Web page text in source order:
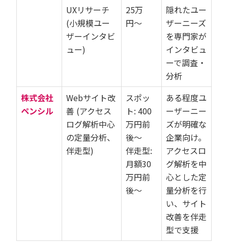
UXリサーチ
(小規模ユー
ザーインタビ
ュー)
25万
円〜
隠れたユー
ザーニーズ
を専門家が
インタビュ
ーで調査・
分析
株式会社
ペンシル
Webサイト改
善 (アクセス
ログ解析中心
の定量分析、
伴走型)
スポッ
ト: 400
万円前
後〜
伴走型:
月額30
万円前
後〜
ある程度ユ
ーザーニー
ズが明確な
企業向け。
アクセスロ
グ解析を中
心とした定
量分析を行
い、サイト
改善を伴走
型で支援